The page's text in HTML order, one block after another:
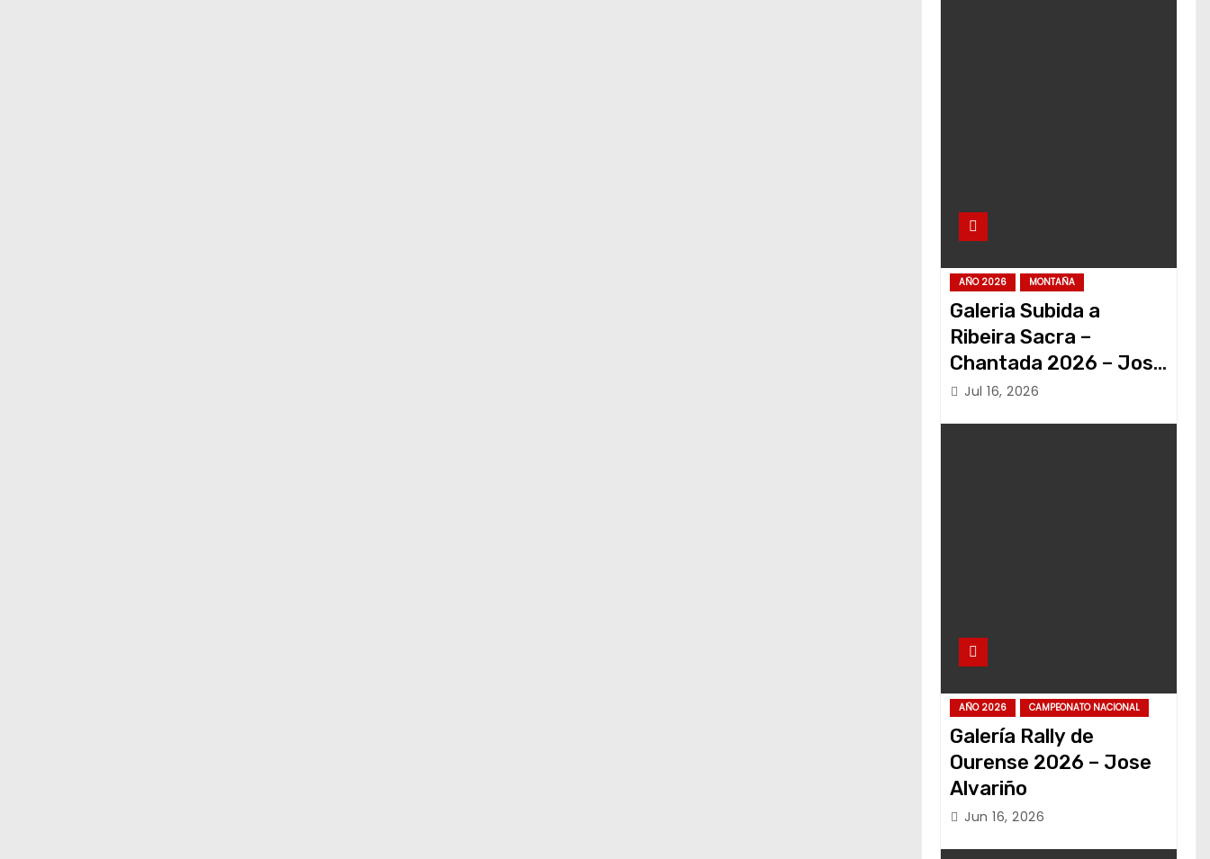
AÑO 2026 MONTAÑA
Galeria Subida a
Ribeira Sacra –
Chantada 2026 – Jose
Alvariño
Jul 16, 2026
AÑO 2026 CAMPEONATO NACIONAL
Galería Rally de
Ourense 2026 – Jose
Alvariño
Jun 16, 2026